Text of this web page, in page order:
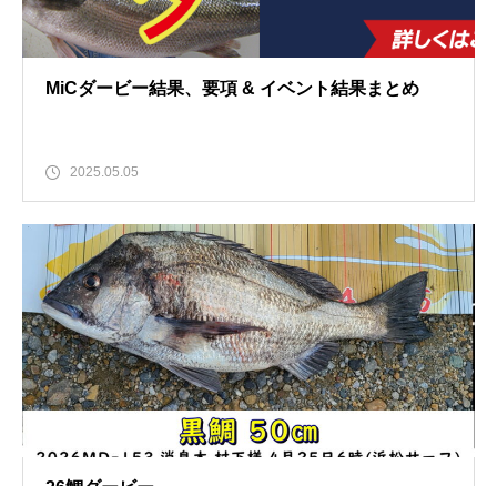
MiCダービー結果、要項 & イベント結果まとめ
2025.05.05